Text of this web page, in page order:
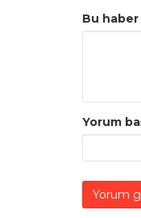
Bu
Yorum